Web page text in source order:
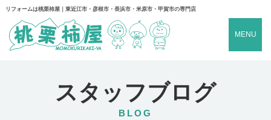
リフォームは桃栗柿屋｜東近江市・彦根市・長浜市・米原市・甲賀市の専門店
MENU
スタッフブログ
BLOG